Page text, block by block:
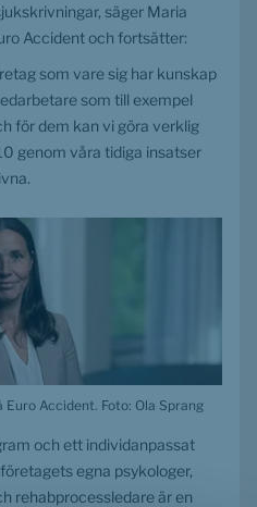
säger Maria
Accident och fortsätter:
som vare sig har kunskap
som till exempel
för dem kan vi göra verklig
genom våra tidiga insatser
Accident. Foto: Ola Sprang
och ett individanpassat
egna psykologer,
rehabprocessledare är en